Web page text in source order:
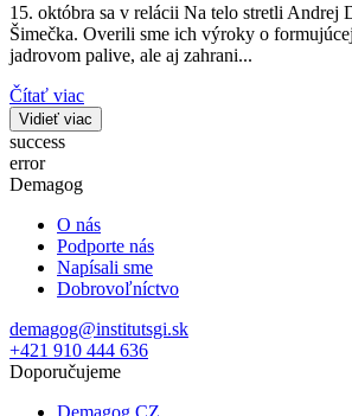
15. októbra sa v relácii Na telo stretli Andrej
Šimečka. Overili sme ich výroky o
jadrovom palive, ale aj zahrani...
Čítať viac
Vidieť viac
success
error
Demagog
O nás
Podporte nás
Napísali sme
Dobrovoľníctvo
demagog@institutsgi.sk
+421 910 444 636
Doporučujeme
Demagog CZ